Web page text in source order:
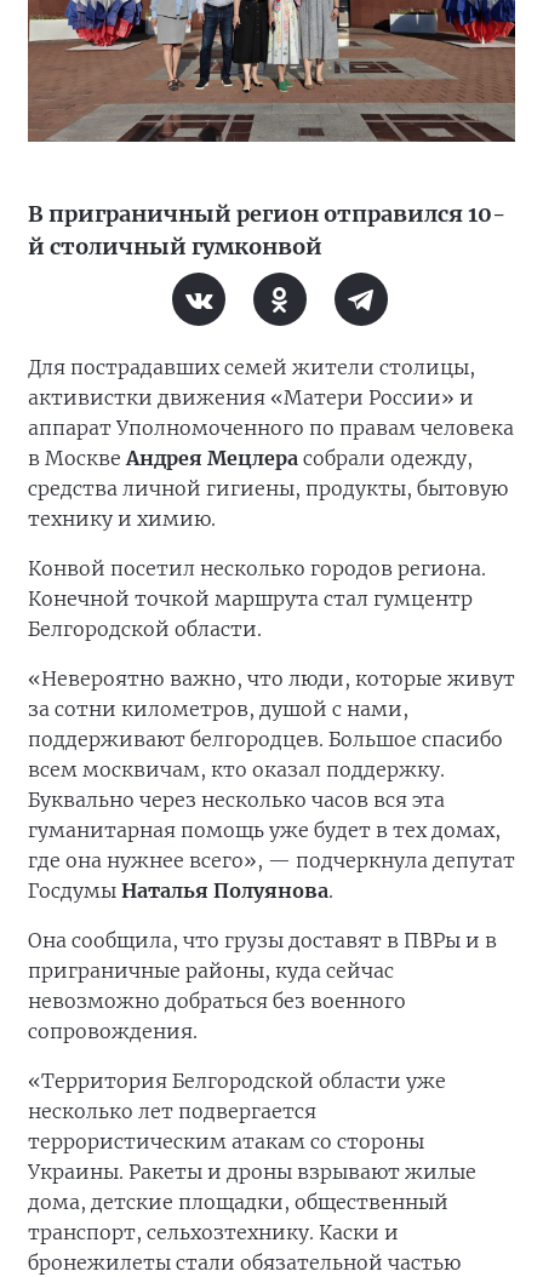
В приграничный регион отправился 10-
й столичный гумконвой
Для пострадавших семей жители столицы,
активистки движения «Матери России» и
аппарат Уполномоченного по правам человека
в МосквеАндрея Мецлера собрали одежду,
средства личной гигиены, продукты, бытовую
технику и химию.
Конвой посетил несколько городов региона.
Конечной точкой маршрута стал гумцентр
Белгородской области.
«Невероятно важно, что люди, которые живут
за сотни километров, душой с нами,
поддерживают белгородцев. Большое спасибо
всем москвичам, кто оказал поддержку.
Буквально через несколько часов вся эта
гуманитарная помощь уже будет в тех домах,
где она нужнее всего», — подчеркнула депутат
Госдумы Наталья Полуянова.
Она сообщила, что грузы доставят в ПВРы и в
приграничные районы, куда сейчас
невозможно добраться без военного
сопровождения.
«Территория Белгородской области уже
несколько лет подвергается
террористическим атакам со стороны
Украины. Ракеты и дроны взрывают жилые
дома, детские площадки, общественный
транспорт, сельхозтехнику. Каски и
бронежилеты стали обязательной частью